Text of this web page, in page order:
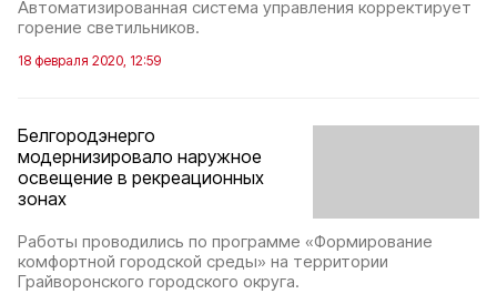
Автоматизированная система управления корректирует
горение светильников.
18 февраля 2020, 12:59
Белгородэнерго
модернизировало наружное
освещение в рекреационных
зонах
Работы проводились по программе «Формирование
комфортной городской среды» на территории
Грайворонского городского округа.